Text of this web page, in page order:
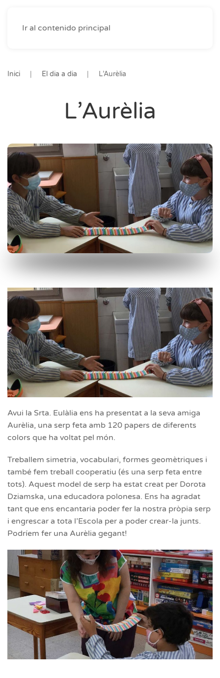
Ir al contenido principal
Inici El dia a dia L’Aurèlia
L’Aurèlia
Avui la Srta. Eulàlia ens ha presentat a la seva amiga
Aurèlia, una serp feta amb 120 papers de diferents
colors que ha voltat pel món.
Treballem simetria, vocabulari, formes geomètriques i
també fem treball cooperatiu (és una serp feta entre
tots). Aquest model de serp ha estat creat per Dorota
Dziamska, una educadora polonesa. Ens ha agradat
tant que ens encantaria poder fer la nostra pròpia serp
i engrescar a tota l’Escola per a poder crear-la junts.
Podríem fer una Aurèlia gegant!